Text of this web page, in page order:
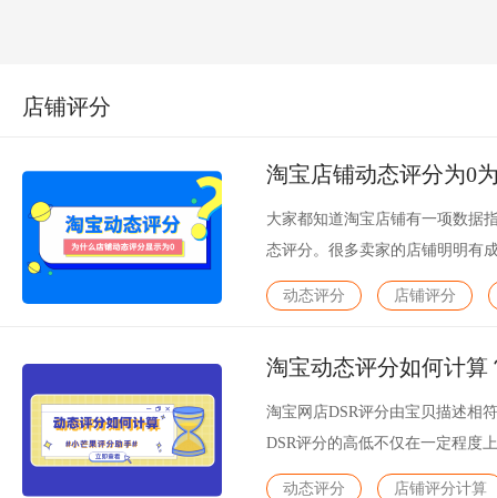
店铺评分
淘宝店铺动态评分为0
大家都知道淘宝店铺有一项数据
态评分。很多卖家的店铺明明有
呢？下面和小芒果一起来了解一
动态评分
店铺评分
淘宝动态评分如何计算
淘宝网店DSR评分由宝贝描述相
DSR评分的高低不仅在一定程度
响到宝贝的权重，在淘宝的搜索
动态评分
店铺评分计算